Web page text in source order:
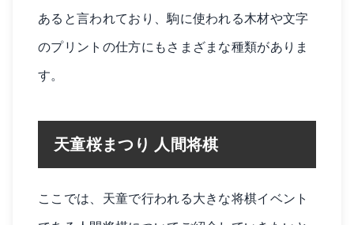
あると言われており、駒に使われる木材や文字
のプリントの仕方にもさまざまな種類がありま
す。
天童桜まつり 人間将棋
ここでは、天童で行われる大きな将棋イベント